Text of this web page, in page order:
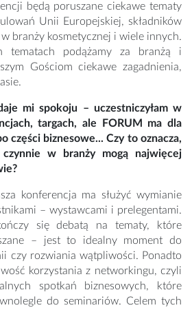
będą poruszane ciekawe tematy
Unii Europejskiej, składników
branży kosmetycznej i wiele innych.
tematach podążamy za branżą i
Gościom ciekawe zagadnienia,
mi spokoju – uczestniczyłam w
targach, ale FORUM ma dla
części biznesowe... Czy to oznacza,
czynnie w branży mogą najwięcej
konferencja ma służyć wymianie
– wystawcami i prelegentami.
się debatą na tematy, które
– jest to idealny moment do
czy rozwiania wątpliwości. Ponadto
korzystania z networkingu, czyli
spotkań biznesowych, które
do seminariów. Celem tych